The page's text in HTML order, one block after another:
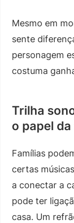
Mesmo em
sente
personagem
costuma
Trilha
o papel
Famílias
certas
a conectar a
pode ter
casa. Um